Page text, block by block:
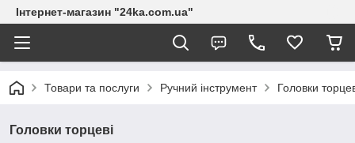
Інтернет-магазин "24ka.com.ua"
Товари та послуги Ручний інструмент Головки
Головки торцеві